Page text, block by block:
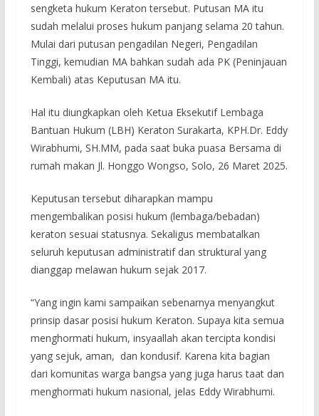
sengketa hukum Keraton tersebut. Putusan MA itu
sudah melalui proses hukum panjang selama 20 tahun.
Mulai dari putusan pengadilan Negeri, Pengadilan
Tinggi, kemudian MA bahkan sudah ada PK (Peninjauan
Kembali) atas Keputusan MA itu.
Hal itu diungkapkan oleh Ketua Eksekutif Lembaga
Bantuan Hukum (LBH) Keraton Surakarta, KPH.Dr. Eddy
Wirabhumi, SH.MM, pada saat buka puasa Bersama di
rumah makan Jl. Honggo Wongso, Solo, 26 Maret 2025.
Keputusan tersebut diharapkan mampu
mengembalikan posisi hukum (lembaga/bebadan)
keraton sesuai statusnya. Sekaligus membatalkan
seluruh keputusan administratif dan struktural yang
dianggap melawan hukum sejak 2017.
“Yang ingin kami sampaikan sebenarnya menyangkut
prinsip dasar posisi hukum Keraton. Supaya kita semua
menghormati hukum, insyaallah akan tercipta kondisi
yang sejuk, aman, dan kondusif. Karena kita bagian
dari komunitas warga bangsa yang juga harus taat dan
menghormati hukum nasional, jelas Eddy Wirabhumi.